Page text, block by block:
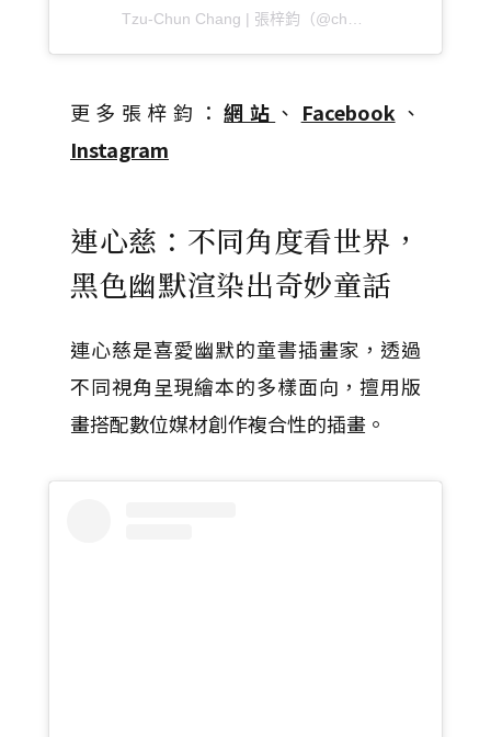
更多張梓鈞：網站 、 Facebook 、
Instagram
連心慈：不同角度看世界，
黑色幽默渲染出奇妙童話
連心慈是喜愛幽默的童書插畫家，透過
不同視角呈現繪本的多樣面向，擅用版
畫搭配數位媒材創作複合性的插畫。